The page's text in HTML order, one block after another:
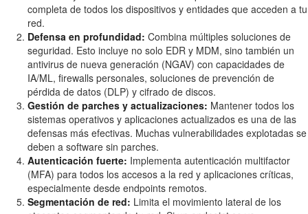
completa de todos los dispositivos y entidades que acceden a tu
red.
Defensa en profundidad: Combina múltiples soluciones de
seguridad. Esto incluye no solo EDR y MDM, sino también un
antivirus de nueva generación (NGAV) con capacidades de
IA/ML, firewalls personales, soluciones de prevención de
pérdida de datos (DLP) y cifrado de discos.
Gestión de parches y actualizaciones: Mantener todos los
sistemas operativos y aplicaciones actualizados es una de las
defensas más efectivas. Muchas vulnerabilidades explotadas se
deben a software sin parches.
Autenticación fuerte: Implementa autenticación multifactor
(MFA) para todos los accesos a la red y aplicaciones críticas,
especialmente desde endpoints remotos.
Segmentación de red: Limita el movimiento lateral de los